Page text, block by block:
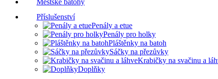
Příslušenství
Penály a etue
Penály pro holky
Pláštěnky na batoh
Sáčky na přezůvky
Krabičky na svačinu a
Doplňky